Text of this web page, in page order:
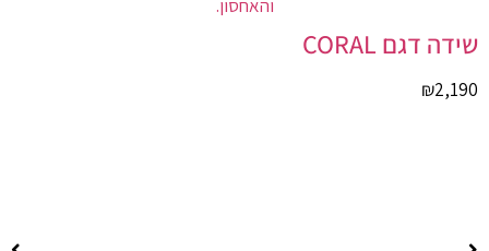
שידה דגם CORAL
₪2,190